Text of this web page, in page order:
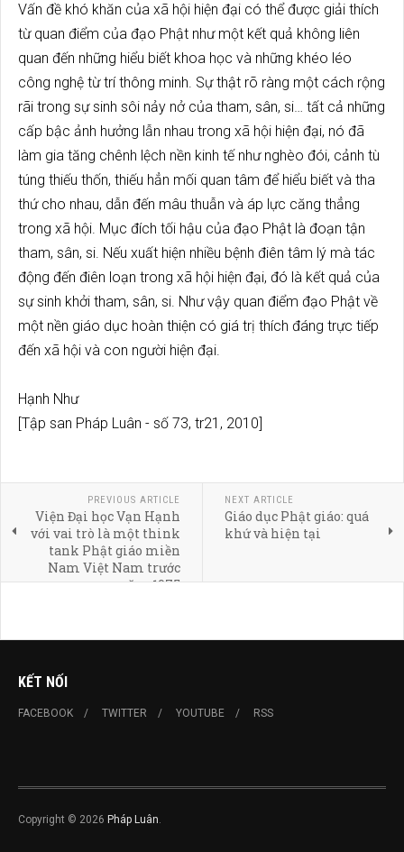
Vấn đề khó khăn của xã hội hiện đại có thể được giải thích
từ quan điểm của đạo Phật như một kết quả không liên
quan đến những hiểu biết khoa học và những khéo léo
công nghệ từ trí thông minh. Sự thật rõ ràng một cách rộng
rãi trong sự sinh sôi nảy nở của tham, sân, si… tất cả những
cấp bậc ảnh hưởng lẫn nhau trong xã hội hiện đại, nó đã
làm gia tăng chênh lệch nền kinh tế như nghèo đói, cảnh tù
túng thiếu thốn, thiếu hẳn mối quan tâm để hiểu biết và tha
thứ cho nhau, dẫn đến mâu thuẫn và áp lực căng thẳng
trong xã hội. Mục đích tối hậu của đạo Phật là đoạn tận
tham, sân, si. Nếu xuất hiện nhiều bệnh điên tâm lý mà tác
động đến điên loạn trong xã hội hiện đại, đó là kết quả của
sự sinh khởi tham, sân, si. Như vậy quan điểm đạo Phật về
một nền giáo dục hoàn thiện có giá trị thích đáng trực tiếp
đến xã hội và con người hiện đại.
Hạnh Như
[Tập san Pháp Luân - số 73, tr21, 2010]
PREVIOUS ARTICLE
Viện Đại học Vạn Hạnh
với vai trò là một think
tank Phật giáo miền
Nam Việt Nam trước
năm 1975
NEXT ARTICLE
Giáo dục Phật giáo: quá
khứ và hiện tại
KẾT NỐI
FACEBOOK TWITTER YOUTUBE RSS
Copyright © 2026 Pháp Luân.